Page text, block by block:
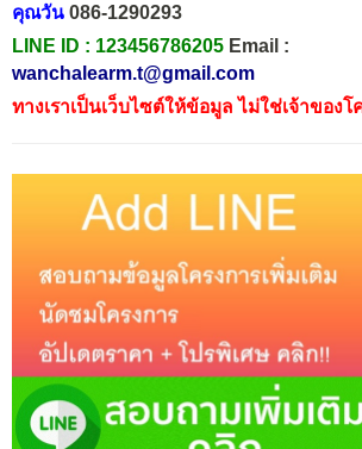
คุณวัน 086-1290293
LINE ID : 123456786205 Email :
wanchalearm.t@gmail.com
ทางเราเป็นเว็บไซต์ให้ข้อมูล ไม่ใช่เจ้าของโ